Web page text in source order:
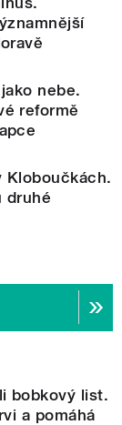
nebe.
reformě
Kloboučkách.
druhé
bobkový list.
a pomáhá